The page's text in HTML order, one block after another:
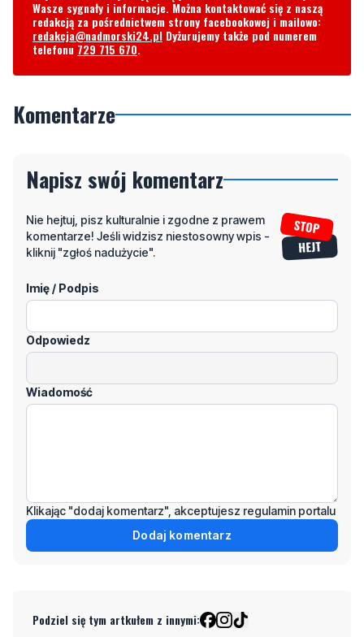
Komentarze
Napisz swój komentarz
komentarze! Jeśli widzisz niestosowny wpis -
kliknij "zgłoś nadużycie".
Imię / Podpis
Odpowiedz
Wiadomość